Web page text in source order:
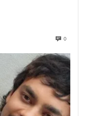
0